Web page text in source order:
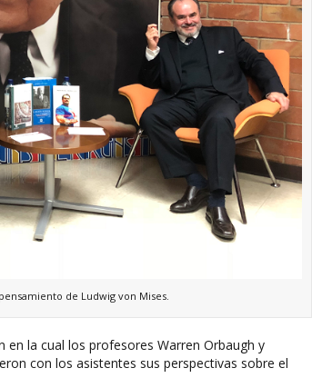
de Ludwig von Mises.
la cual los profesores Warren Orbaugh y
con los asistentes sus perspectivas sobre el